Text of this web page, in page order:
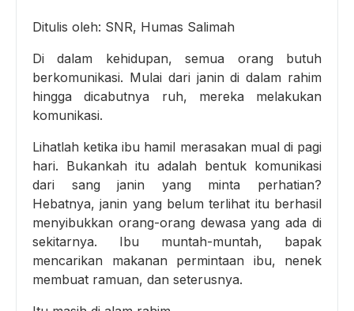
Ditulis oleh: SNR, Humas Salimah
Di dalam kehidupan, semua orang butuh
berkomunikasi. Mulai dari janin di dalam rahim
hingga dicabutnya ruh, mereka melakukan
komunikasi.
Lihatlah ketika ibu hamil merasakan mual di pagi
hari. Bukankah itu adalah bentuk komunikasi
dari sang janin yang minta perhatian?
Hebatnya, janin yang belum terlihat itu berhasil
menyibukkan orang-orang dewasa yang ada di
sekitarnya. Ibu muntah-muntah, bapak
mencarikan makanan permintaan ibu, nenek
membuat ramuan, dan seterusnya.